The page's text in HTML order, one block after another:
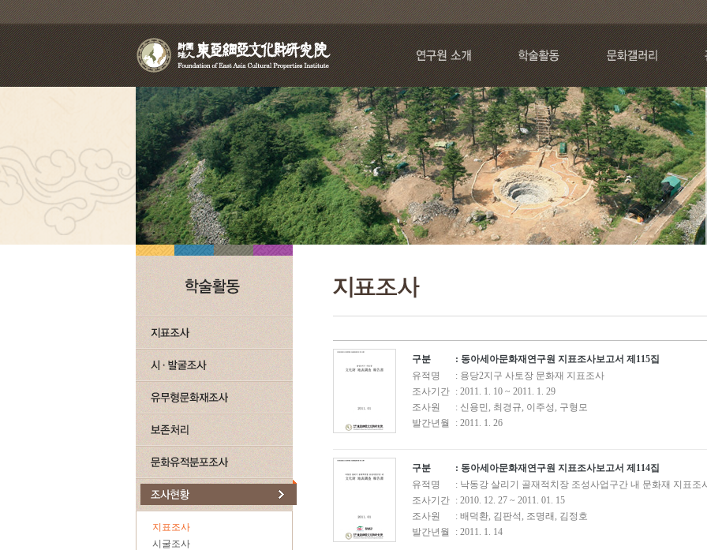
지표조사
시굴조사
구분
: 동아세아문화재연구원 지표조사보고서 제115집
유적명
: 용당2지구 사토장 문화재 지표조사
조사기간 : 2011. 1. 10 ~ 2011. 1. 29
조사원
: 신용민, 최경규, 이주성, 구형모
발간년월
: 2011. 1. 26
구분
: 동아세아문화재연구원 지표조사보고서 제114집
유적명
: 낙동강 살리기 골재적치장 조성사업구간 내 문화재 지표조
조사기간 : 2010. 12. 27 ~ 2011. 01. 15
조사원
: 배덕환, 김판석, 조명래, 김정호
발간년월
: 2011. 1. 14